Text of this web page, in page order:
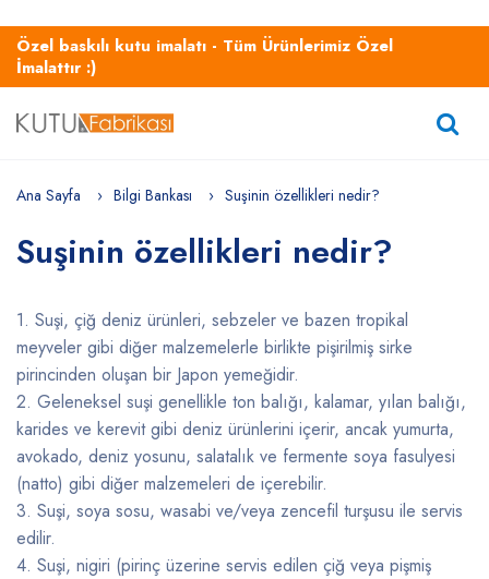
Özel baskılı kutu imalatı - Tüm Ürünlerimiz Özel
İmalattır :)
Ana Sayfa Bilgi Bankası Suşinin özellikleri nedir?
Suşinin özellikleri nedir?
1. Suşi, çiğ deniz ürünleri, sebzeler ve bazen tropikal
meyveler gibi diğer malzemelerle birlikte pişirilmiş sirke
pirincinden oluşan bir Japon yemeğidir.
2. Geleneksel suşi genellikle ton balığı, kalamar, yılan balığı,
karides ve kerevit gibi deniz ürünlerini içerir, ancak yumurta,
avokado, deniz yosunu, salatalık ve fermente soya fasulyesi
(natto) gibi diğer malzemeleri de içerebilir.
3. Suşi, soya sosu, wasabi ve/veya zencefil turşusu ile servis
edilir.
4. Suşi, nigiri (pirinç üzerine servis edilen çiğ veya pişmiş